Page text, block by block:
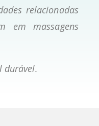
relacionadas
em massagens
durável.